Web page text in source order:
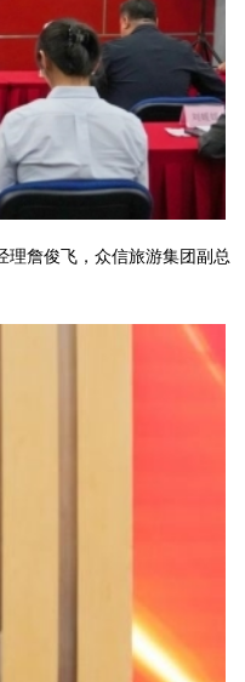
理詹俊飞，众信旅游集团副总